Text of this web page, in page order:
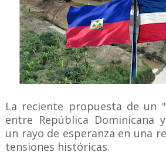
La reciente propuesta de un
entre República Dominicana
un rayo de esperanza en una
tensiones históricas.